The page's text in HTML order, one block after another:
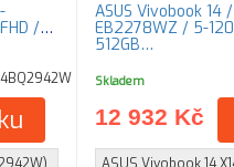
/
ASUS Vivobook 14
EB2278WZ / 5-
512GB…
Skladem
12 932 Kč